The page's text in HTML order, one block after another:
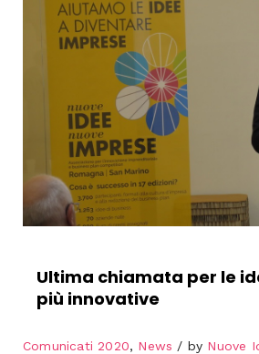
Ultima chiamata per le
più innovative
Comunicati 2020, News by Nuove